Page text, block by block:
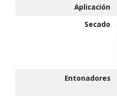
Aplicación
Secado
Entonadores